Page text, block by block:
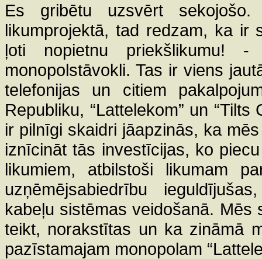
Es gribētu uzsvērt
likumprojektā, tad redzam, ka ir
ļoti nopietnu priekšlikumu!
monopolstāvokli. Tas ir viens
telefonijas un citiem
Republiku, “Lattelekom” un
ir pilnīgi skaidri jāapzinās, ka
iznīcināt tās investīcijas, ko
likumiem, atbilstoši likumam
uzņēmējsabiedrību
kabeļu sistēmas veidošanā.
teikt, norakstītas un ka zināmā
pazīstamajam monopolam